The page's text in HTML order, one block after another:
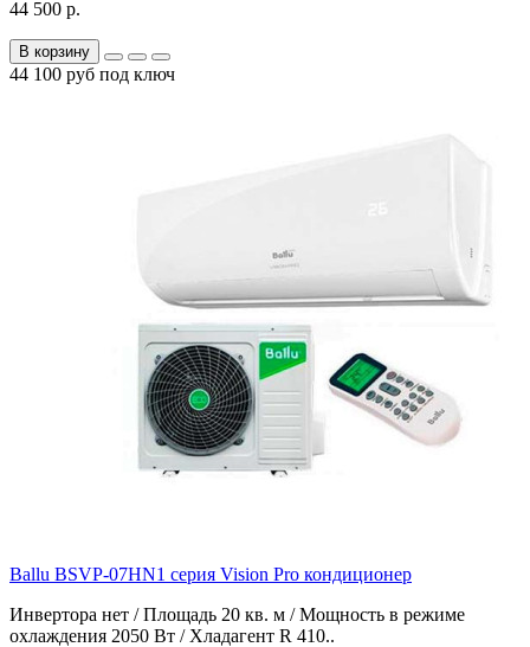
44 500 р.
В корзину
44 100 руб под ключ
Ballu BSVP-07HN1 серия Vision Pro кондиционер
Инвертора нет / Площадь 20 кв. м / Мощность в режиме
охлаждения 2050 Вт / Хладагент R 410..